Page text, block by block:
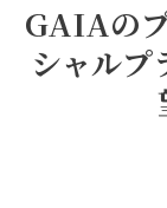
GAIAの
シャルプ